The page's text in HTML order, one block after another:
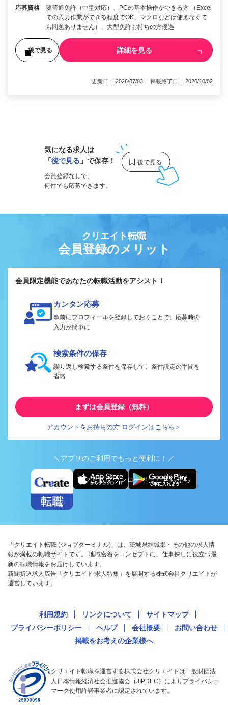
応募資格
要普通免許（中型対応）、PCの基本操作ができる方 （Excel
での入力作業ができる程度でOK、マクロなどは使えなくて
も問題ありません）、大型免許お持ちの方優遇
後で見る 詳細を見る
更新日： 2026/07/03 掲載終了日： 2026/10/02
気になる求人は
「後で見る 」で保存！
会員登録なしで、
何件でも応募できます。
クリエイト転職
会員登録のメリット
会員限定機能であなたの転職活動をアシスト！
カンタン応募
事前にプロフィールを登録しておくことで、応募時の
入力が簡単に
検索条件の保存
繰り返し検索する条件を保存して、条件設定の手間を
省略
まずは会員登録（無料）
アカウントをお持ちの方 ログインはこちら＞
＼アプリのご利用でもっと便利に！／
アプリ版ダウンロードはこちらから
「クリエイト転職 (ジョブターミナル)」は、茨城県結城郡・その他の求人情
報が満載の転職サイトです。 地域密着をコンセプトに、仕事探しに役立つ最
新の転職情報をお届けしています。
新聞折込求人広告「クリエイト 求人特集」を展開する株式会社クリエイトが
運営しています。
利用規約 リンクについて
サイトマップ
プライバシーポリシー
ヘルプ 会社概要
お問い合わせ
掲載をお考えの企業様へ
クリエイト転職を運営する株式会社クリエイトは一般財団法
人日本情報経済社会推進協会（JIPDEC）によりプライバシー
マーク使用許諾事業者に認定されています。